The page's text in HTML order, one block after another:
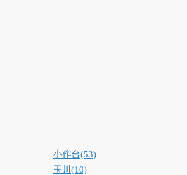
小作台(53)
玉川(10)